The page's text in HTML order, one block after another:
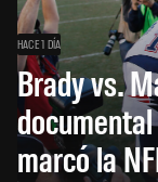
HACE 1 DÍA
Brady vs.
marcó la